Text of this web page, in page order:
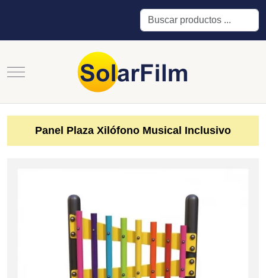
Buscar
Mobile Menu Toggle
Panel Plaza Xilófono Musical Inclusivo